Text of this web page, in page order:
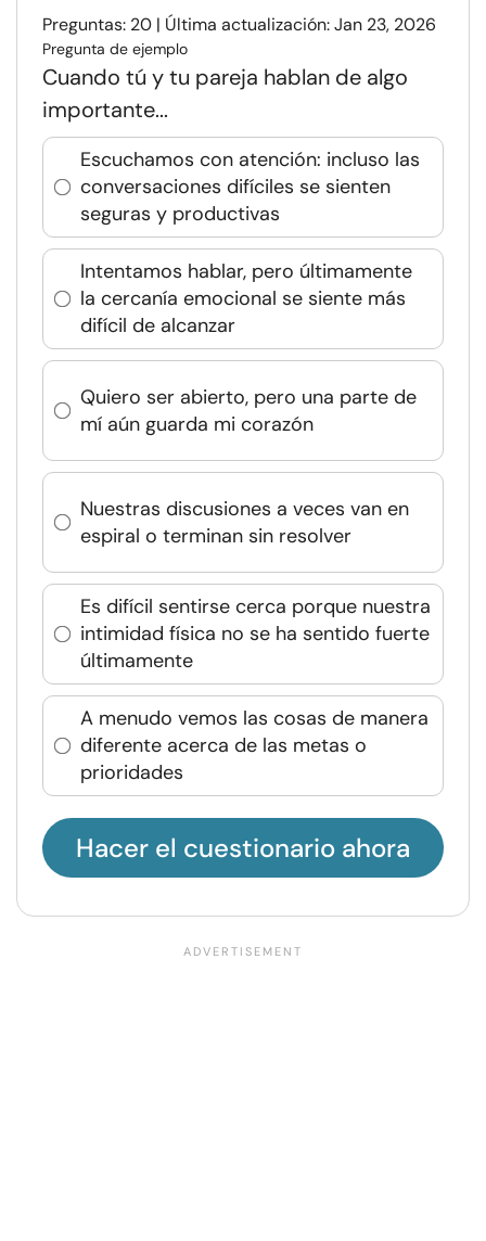
Preguntas: 20 | Última actualización: Jan 23, 2026
Pregunta de ejemplo
Cuando tú y tu pareja hablan de algo
importante...
Escuchamos con atención: incluso las
conversaciones difíciles se sienten
seguras y productivas
Intentamos hablar, pero últimamente
la cercanía emocional se siente más
difícil de alcanzar
Quiero ser abierto, pero una parte de
mí aún guarda mi corazón
Nuestras discusiones a veces van en
espiral o terminan sin resolver
Es difícil sentirse cerca porque nuestra
intimidad física no se ha sentido fuerte
últimamente
A menudo vemos las cosas de manera
diferente acerca de las metas o
prioridades
Hacer el cuestionario ahora